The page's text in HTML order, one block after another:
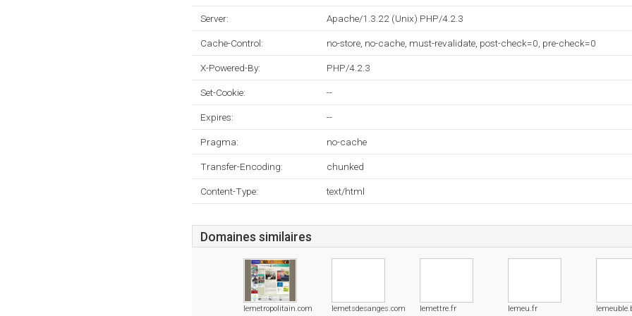
Server: Apache/1.3.22 (Unix) PHP/4.2.3
Cache-Control: no-store, no-cache, must-revalidate, post-check=0, pre-check=0
X-Powered-By: PHP/4.2.3
Set-Cookie: --
Expires: --
Pragma: no-cache
Transfer-Encoding: chunked
Content-Type: text/html
Domaines similaires
lemetropolitain.com lemetsdesanges.com lemettre.fr lemeu.fr